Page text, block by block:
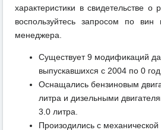
характеристики в свидетельстве о
воспользуйтесь запросом по вин
менеджера.
Существует 9 модификаций
выпускавшихся с 2004 по 0
Оснащались бензиновым
литра и дизельными
3.0 литра.
Произодились с механической